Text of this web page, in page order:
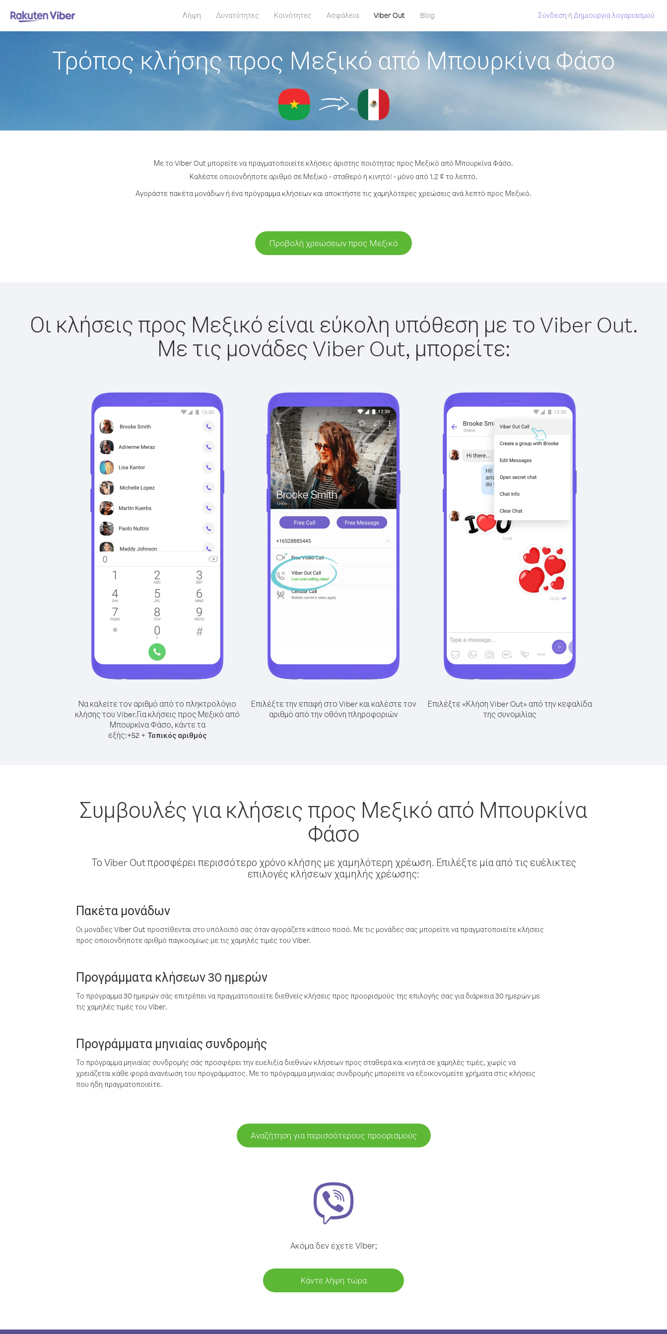
Λήψη Δυνατότητες Κοινότητες Ασφάλεια Viber Out Blog Σύνδεση ή Δημιουργία λογαριασμού
Τρόπος κλήσης προς Μεξικό από Μπουρκίνα Φάσο
Με το Viber Out μπορείτε να πραγματοποιείτε κλήσεις άριστης ποιότητας προς Μεξικό από Μπουρκίνα Φάσο.
Καλέστε οποιονδήποτε αριθμό σε Μεξικό - σταθερό ή κινητό! - μόνο από 1.2 ¢ το λεπτό.
Αγοράστε πακέτα μονάδων ή ένα πρόγραμμα κλήσεων και αποκτήστε τις χαμηλότερες χρεώσεις ανά λεπτό προς Μεξικό.
Προβολή χρεώσεων προς Μεξικό
Οι κλήσεις προς Μεξικό είναι εύκολη υπόθεση με το Viber Out.
Με τις μονάδες Viber Out, μπορείτε:
Να καλείτε τον αριθμό από το πληκτρολόγιο
κλήσης του Viber.Για κλήσεις προς Μεξικό από
Μπουρκίνα Φάσο, κάντε τα
εξής:+52 + Τοπικός αριθμός
Επιλέξτε την επαφή στο Viber και καλέστε τον
αριθμό από την οθόνη πληροφοριών
Επιλέξτε «Κλήση Viber Out» από την κεφαλίδα
της συνομιλίας
Συμβουλές για κλήσεις προς Μεξικό από Μπουρκίνα
Φάσο
Το Viber Out προσφέρει περισσότερο χρόνο κλήσης με χαμηλότερη χρέωση. Επιλέξτε μία από τις ευέλικτες
επιλογές κλήσεων χαμηλής χρέωσης:
Πακέτα μονάδων
Οι μονάδες Viber Out προστίθενται στο υπόλοιπό σας όταν αγοράζετε κάποιο ποσό. Με τις μονάδες σας μπορείτε να πραγματοποιείτε κλήσεις
προς οποιονδήποτε αριθμό παγκοσμίως με τις χαμηλές τιμές του Viber.
Προγράμματα κλήσεων 30 ημερών
Το πρόγραμμα 30 ημερών σάς επιτρέπει να πραγματοποιείτε διεθνείς κλήσεις προς προορισμούς της επιλογής σας για διάρκεια 30 ημερών με
τις χαμηλές τιμές του Viber.
Προγράμματα μηνιαίας συνδρομής
Το πρόγραμμα μηνιαίας συνδρομής σάς προσφέρει την ευελιξία διεθνών κλήσεων προς σταθερά και κινητά σε χαμηλές τιμές, χωρίς να
χρειάζεται κάθε φορά ανανέωση του προγράμματος. Με το πρόγραμμα μηνιαίας συνδρομής μπορείτε να εξοικονομείτε χρήματα στις κλήσεις
που ήδη πραγματοποιείτε.
Αναζήτηση για περισσότερους προορισμούς
Ακόμα δεν έχετε Viber;
Κάντε λήψη τώρα